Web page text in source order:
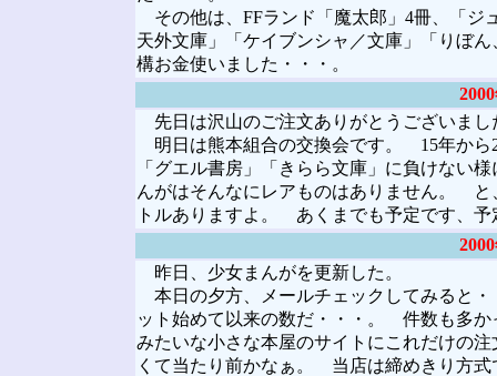
その他は、FFランド「魔太郎」4冊、「ジ
天外文庫」「ケイブンシャ／文庫」「りぼ
構お金使いました・・・。
先日は沢山のご注文ありがとうございまし
明日は熊本組合の交換会です。 15年か
「グエル書房」「きらら文庫」に負けな
んがはそんなにレアものはありません。
トルありますよ。 あくまでも予定です、
昨日、少女まんがを更新した。
本日の夕方、メールチェックしてみると
ット始めて以来の数だ・・・。 件数も多
みたいな小さな本屋のサイトにこれだけの
くて当たり前かなぁ。 当店は締めきり方